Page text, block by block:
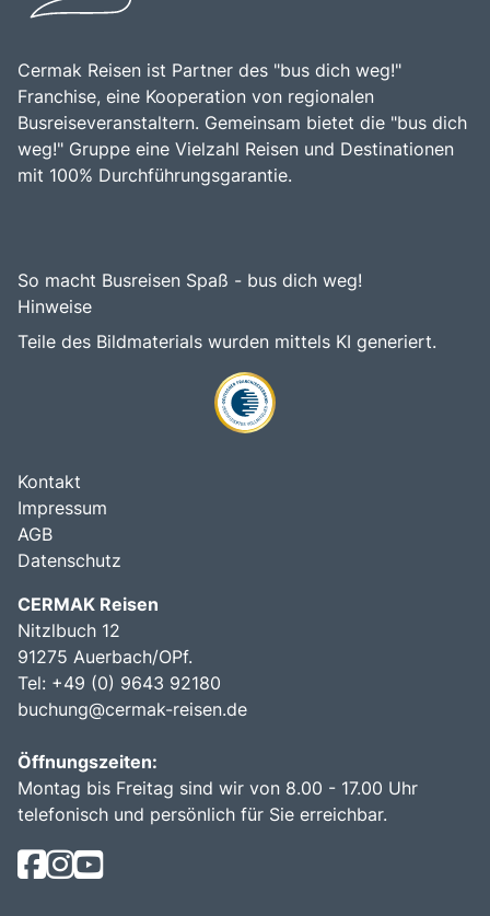
Cermak Reisen ist Partner des "bus dich weg!"
Franchise, eine Kooperation von regionalen
Busreiseveranstaltern. Gemeinsam bietet die "bus dich
weg!" Gruppe eine Vielzahl Reisen und Destinationen
mit 100% Durchführungsgarantie.
So macht Busreisen Spaß - bus dich weg!
Hinweise
Teile des Bildmaterials wurden mittels KI generiert.
Kontakt
Impressum
AGB
Datenschutz
CERMAK Reisen
Nitzlbuch 12
91275 Auerbach/OPf.
Tel: +49 (0) 9643 92180
buchung@cermak-reisen.de
Öffnungszeiten:
Montag bis Freitag sind wir von 8.00 - 17.00 Uhr
telefonisch und persönlich für Sie erreichbar.